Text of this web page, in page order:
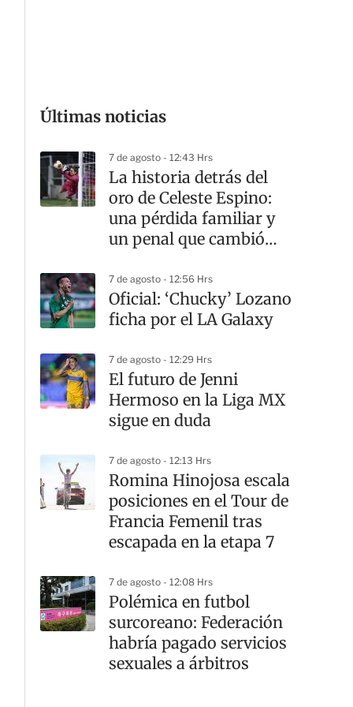
Últimas noticias
7 de agosto - 12:43 Hrs
La historia detrás del
oro de Celeste Espino:
una pérdida familiar y
un penal que cambió
7 de agosto - 12:56 Hrs
Oficial: ‘Chucky’ Lozano
ficha por el LA Galaxy
7 de agosto - 12:29 Hrs
El futuro de Jenni
Hermoso en la Liga MX
sigue en duda
7 de agosto - 12:13 Hrs
Romina Hinojosa escala
posiciones en el Tour de
Francia Femenil tras
escapada en la etapa 7
7 de agosto - 12:08 Hrs
Polémica en futbol
surcoreano: Federación
habría pagado servicios
sexuales a árbitros